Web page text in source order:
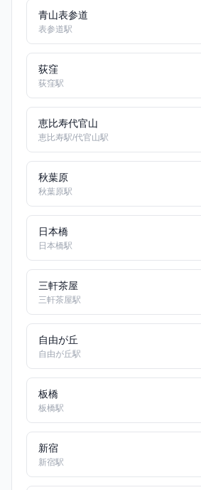
青山表参道
表参道駅
荻窪
荻窪駅
恵比寿代官山
恵比寿駅/代官山駅
秋葉原
秋葉原駅
日本橋
日本橋駅
三軒茶屋
三軒茶屋駅
自由が丘
自由が丘駅
板橋
板橋駅
新宿
新宿駅